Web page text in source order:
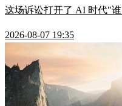
这场诉讼打开了 AI 时代"
2026-08-07 19:35